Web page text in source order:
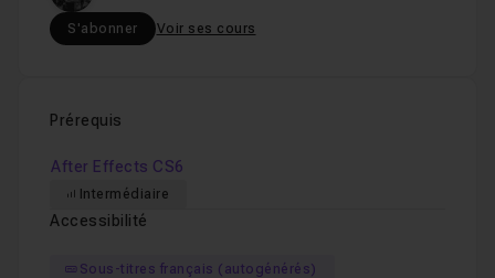
S'abonner Voir ses cours
Prérequis
After Effects CS6
Intermédiaire
Accessibilité
Sous-titres français (autogénérés)